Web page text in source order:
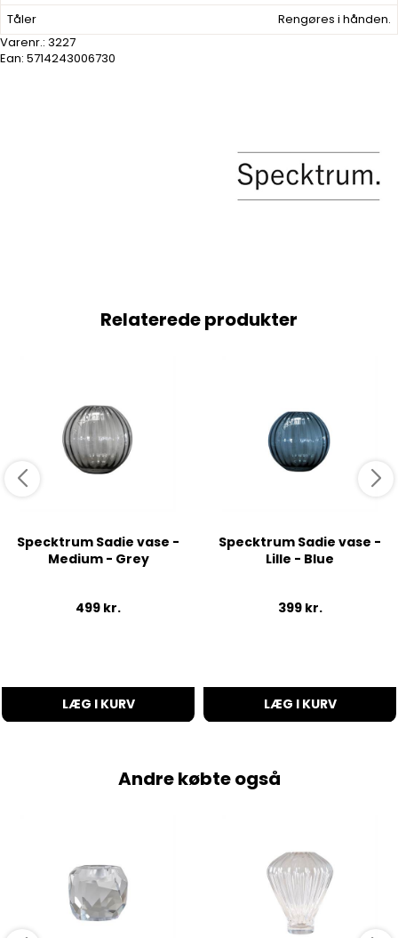
Tåler
Rengøres i hånden.
Varenr.: 3227
Ean: 5714243006730
Relaterede produkter
Specktrum Sadie vase -
Medium - Grey
499 kr.
LÆG I KURV
Specktrum Sadie vase -
Lille - Blue
399 kr.
LÆG I KURV
Andre købte også